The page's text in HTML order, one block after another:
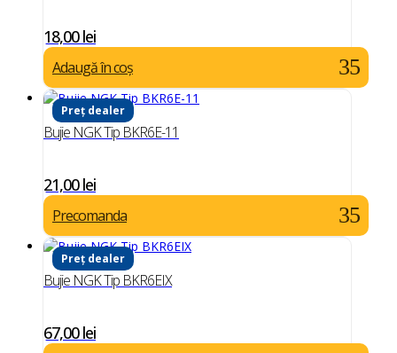
18,00lei
Adaugă în coș
Preț dealer
Bujie NGK Tip BKR6E-11
21,00lei
Precomanda
Preț dealer
Bujie NGK Tip BKR6EIX
67,00lei